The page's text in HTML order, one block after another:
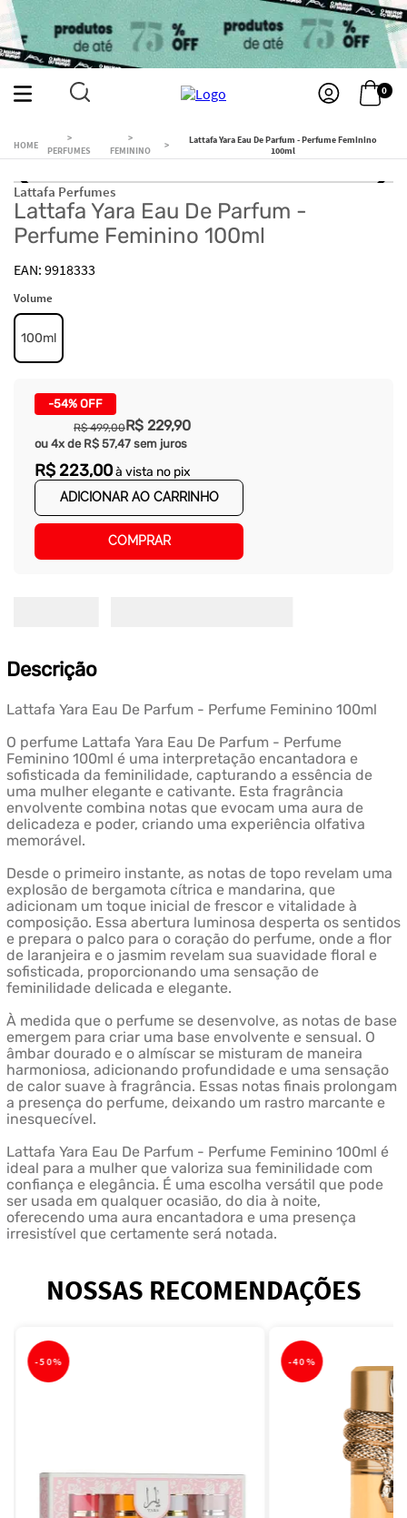
0
PERFUMES FEMININO
Lattafa Yara Eau De Parfum - Perfume Feminino
100ml
Lattafa Perfumes
Lattafa Yara Eau De Parfum -
Perfume Feminino 100ml
9918333
Volume
100ml
-54% OFF
R$ 229,90
R$ 499,00
ou 4x de R$ 57,47 sem juros
R$ 223,00à vista no pix
ADICIONAR AO CARRINHO
COMPRAR
Descrição
Lattafa Yara Eau De Parfum - Perfume Feminino 100ml
O perfume Lattafa Yara Eau De Parfum - Perfume
Feminino 100ml é uma interpretação encantadora e
sofisticada da feminilidade, capturando a essência de
uma mulher elegante e cativante. Esta fragrância
envolvente combina notas que evocam uma aura de
delicadeza e poder, criando uma experiência olfativa
memorável.
Desde o primeiro instante, as notas de topo revelam uma
explosão de bergamota cítrica e mandarina, que
adicionam um toque inicial de frescor e vitalidade à
composição. Essa abertura luminosa desperta os sentidos
e prepara o palco para o coração do perfume, onde a flor
de laranjeira e o jasmim revelam sua suavidade floral e
sofisticada, proporcionando uma sensação de
feminilidade delicada e elegante.
À medida que o perfume se desenvolve, as notas de base
emergem para criar uma base envolvente e sensual. O
âmbar dourado e o almíscar se misturam de maneira
harmoniosa, adicionando profundidade e uma sensação
de calor suave à fragrância. Essas notas finais prolongam
a presença do perfume, deixando um rastro marcante e
inesquecível.
Lattafa Yara Eau De Parfum - Perfume Feminino 100ml é
ideal para a mulher que valoriza sua feminilidade com
confiança e elegância. É uma escolha versátil que pode
ser usada em qualquer ocasião, do dia à noite,
oferecendo uma aura encantadora e uma presença
irresistível que certamente será notada.
NOSSAS RECOMENDAÇÕES
-50% -40%